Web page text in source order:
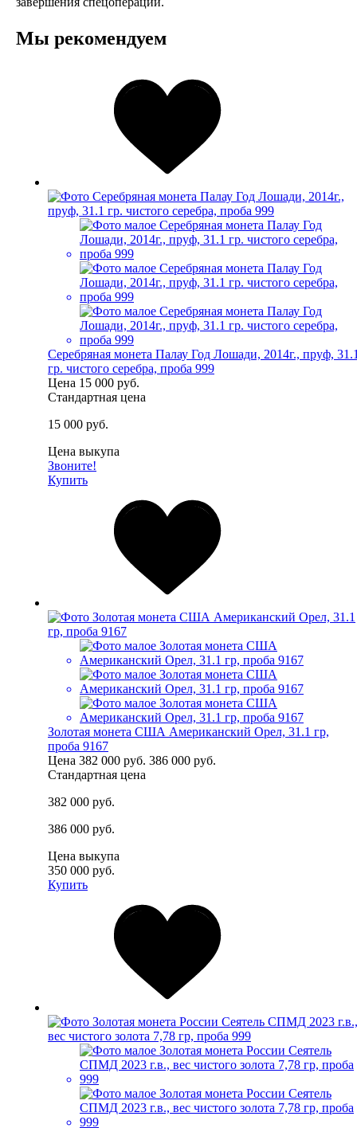
Мы рекомендуем
Серебряная монета Палау Год Лошади, 2014г., пруф,
гр. чистого серебра, проба 999
Цена 15 000 руб.
Стандартная цена
15 000 руб.
Цена выкупа
Звоните!
Купить
Золотая монета США Американский Орел, 31.1 гр,
проба 9167
Цена 382 000 руб. 386 000 руб.
Стандартная цена
382 000 руб.
386 000 руб.
Цена выкупа
350 000 руб.
Купить